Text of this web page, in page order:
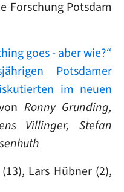
Forschung Potsdam
goes - aber wie?“
Potsdamer
im neuen
Ronny Grunding,
Villinger, Stefan
Lars Hübner (2),